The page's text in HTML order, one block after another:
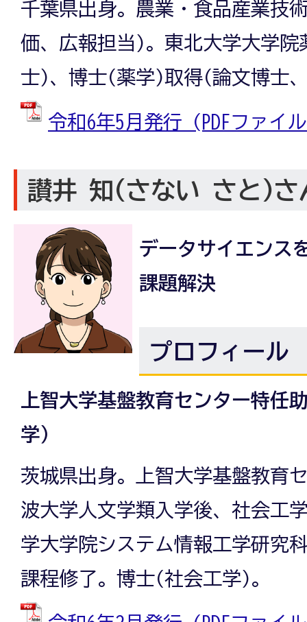
千葉県出身。農業・食品産業技
価、広報担当)。東北大学大学院
士)、博士(薬学)取得(論文博士
令和6年5月発行 (PDFファイ
讃井 知(さない さと)さ
データサイエンス
課題解決
プロフィール
上智大学基盤教育センター特任
学）
茨城県出身。上智大学基盤教育
波大学人文学類入学後、社会工
学大学院システム情報工学研究
課程修了。博士(社会工学)。